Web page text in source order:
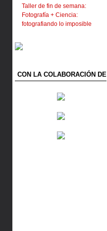
Taller de fin de semana:
Fotografía + Ciencia:
fotografiando lo imposible
CON LA COLABORACIÓN DE